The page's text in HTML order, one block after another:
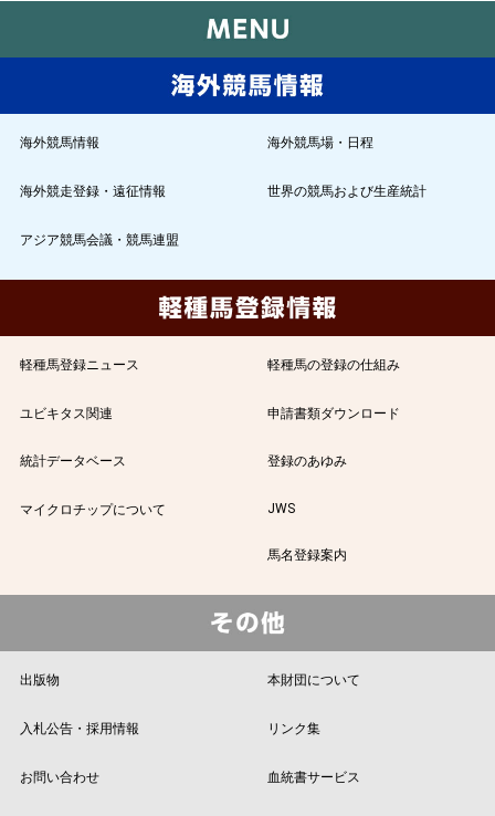
海外競馬情報 海外競馬場・日程
海外競走登録・遠征情報 世界の競馬および生産統計
アジア競馬会議・競馬連盟
軽種馬登録ニュース 軽種馬の登録の仕組み
ユビキタス関連 申請書類ダウンロード
統計データベース 登録のあゆみ
マイクロチップについて JWS
馬名登録案内
出版物 本財団について
入札公告・採用情報 リンク集
お問い合わせ 血統書サービス